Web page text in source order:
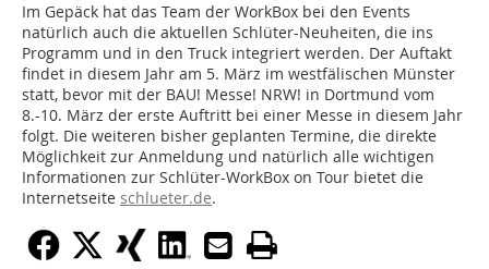
Im Gepäck hat das Team der WorkBox bei den Events
natürlich auch die aktuellen Schlüter-Neuheiten, die ins
Programm und in den Truck integriert werden. Der Auftakt
findet in diesem Jahr am 5. März im westfälischen Münster
statt, bevor mit der BAU! Messe! NRW! in Dortmund vom
8.-10. März der erste Auftritt bei einer Messe in diesem Jahr
folgt. Die weiteren bisher geplanten Termine, die direkte
Möglichkeit zur Anmeldung und natürlich alle wichtigen
Informationen zur Schlüter-WorkBox on Tour bietet die
Internetseite schlueter.de.